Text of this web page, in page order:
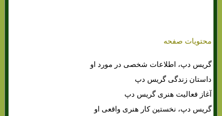
محتویات صفحه
گریس دپ، اطلاعات شخصی در مورد او
داستان زندگی گریس دپ
آغاز فعالیت هنری گریس دپ
گریس دپ، نخستین کار هنری واقعی او